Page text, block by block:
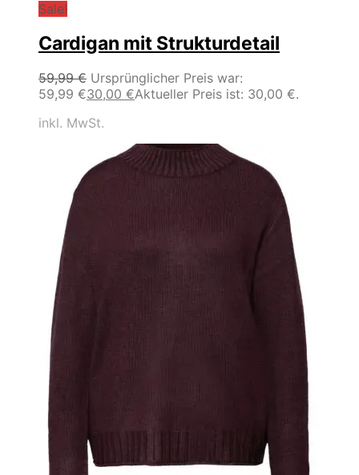
Sale!
Cardigan mit Strukturdetail
59,99€ Ursprünglicher Preis war:
59,99 €30,00 €Aktueller Preis ist: 30,00 €.
inkl. MwSt.